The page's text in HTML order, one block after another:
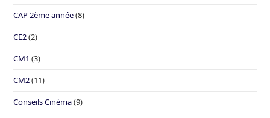
CAP 2ème année(8)
CE2(2)
CM1 (3)
CM2(11)
Conseils Cinéma(9)